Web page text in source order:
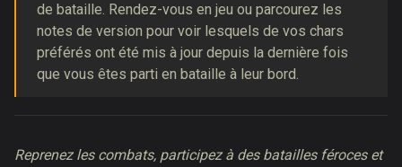
de bataille. Rendez-vous en jeu ou parcourez les
notes de version pour voir lesquels de vos chars
préférés ont été mis à jour depuis la dernière fois
que vous êtes parti en bataille à leur bord.
Reprenez les combats, participez à des batailles féroces et